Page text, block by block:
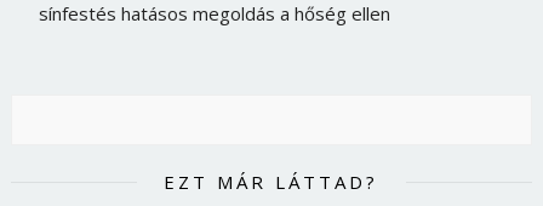
sínfestés hatásos megoldás a hőség ellen
EZT MÁR LÁTTAD?